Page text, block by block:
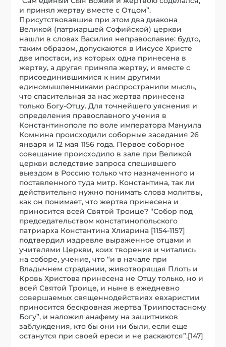
и принял жертву вместе с Отцом”.
Присутствовавшие при этом два диакона
Великой (патриаршей Софийской) церкви
нашли в словах Василия неправославие: будто,
таким образом, допускаются в Иисусе Христе
две ипостаси, из которых одна принесена в
жертву, а другая приняла жертву, и вместе с
присоединившимися к ним другими
единомышленниками распространили мысль,
что спасительная за нас жертва принесена
только Богу-Отцу. Для точнейшего уяснения и
определения православного учения в
Константинополе по воле императора Мануила
Комнина происходили соборные заседания 26
января и 12 мая 1156 года. Первое соборное
совещание происходило в зале при Великой
церкви вследствие запроса спешившего
выездом в Россию только что назначенного и
поставленного туда митр. Константина, так ли
действительно нужно понимать слова молитвы,
как он понимает, что жертва принесена и
приносится всей Святой Троице? “Собор под
председательством констатинопольского
патриарха Константина Хлиарина [1154-1157]
подтвердил издревле выраженное отцами и
учителями Церкви, коих творения и читались
на соборе, учение, что “и в начале при
Владычнем страдании, животворящая Плоть и
Кровь Христова принесена не Отцу только, но и
всей Святой Троице, и ныне в ежедневно
совершаемых священнодействиях евхаристии
приносится бескровная жертва Триипостасному
Богу”, и наложил анафему на защитников
заблуждения, кто бы они ни были, если еще
останутся при своей ереси и не раскаются”.[147]